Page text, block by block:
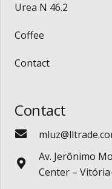
Urea N 46.2
Coffee
Contact
Contact
Av. Jerônimo
Center –